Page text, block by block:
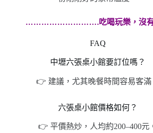
……………………….吃喝玩樂，沒有
FAQ
中壢六張桌小館要訂位嗎？
👉 建議，尤其晚餐時間容易客滿
六張桌小館價格如何？
👉 平價熱炒，人均約200–400元